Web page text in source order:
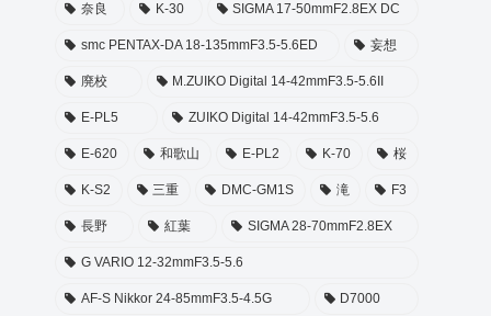
奈良 K-30 SIGMA 17-50mmF2.8EX DC
smc PENTAX-DA 18-135mmF3.5-5.6ED 妄想
廃校 M.ZUIKO Digital 14-42mmF3.5-5.6II
E-PL5 ZUIKO Digital 14-42mmF3.5-5.6
E-620 和歌山 E-PL2 K-70 桜
K-S2 三重 DMC-GM1S 滝 F3
長野 紅葉 SIGMA 28-70mmF2.8EX
G VARIO 12-32mmF3.5-5.6
AF-S Nikkor 24-85mmF3.5-4.5G D7000